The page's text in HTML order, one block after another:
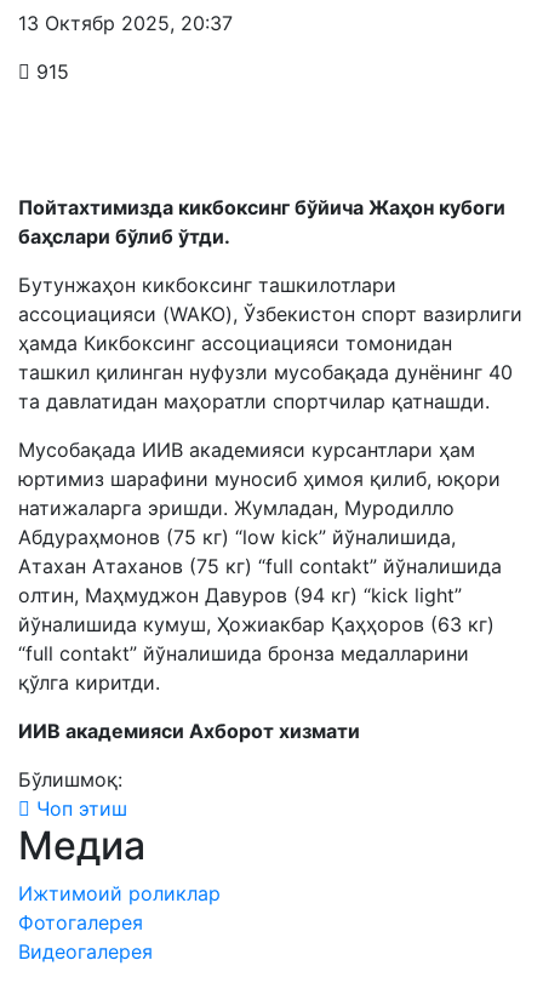
13 Октябр 2025, 20:37
915
Пойтахтимизда кикбоксинг бўйича Жаҳон кубоги
баҳслари бўлиб ўтди.
Бутунжаҳон кикбоксинг ташкилотлари
ассоциацияси (WAKO), Ўзбекистон спорт вазирлиги
ҳамда Кикбоксинг ассоциацияси томонидан
ташкил қилинган нуфузли мусобақада дунёнинг 40
та давлатидан маҳоратли спортчилар қатнашди.
Мусобақада ИИВ академияси курсантлари ҳам
юртимиз шарафини муносиб ҳимоя қилиб, юқори
натижаларга эришди. Жумладан, Муродилло
Абдураҳмонов (75 кг) “low kick” йўналишида,
Атахан Атаханов (75 кг) “full contakt” йўналишида
олтин, Маҳмуджон Давуров (94 кг) “kick light”
йўналишида кумуш, Ҳожиакбар Қаҳҳоров (63 кг)
“full contakt” йўналишида бронза медалларини
қўлга киритди.
ИИВ академияси Ахборот хизмати
Бўлишмоқ:
Чоп этиш
Медиа
Ижтимоий роликлар
Фотогалерея
Видеогалерея